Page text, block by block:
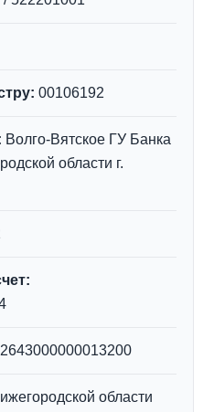
00106192
Волго-Вятское ГУ Банка
области г.
области